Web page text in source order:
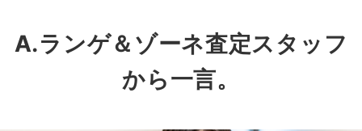
A.ランゲ＆ゾーネ査定スタッフ
から一言。